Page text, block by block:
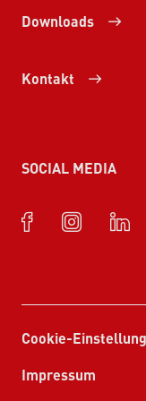
Downloads
Kontakt
SOCIAL MEDIA
Cookie-
Impressum